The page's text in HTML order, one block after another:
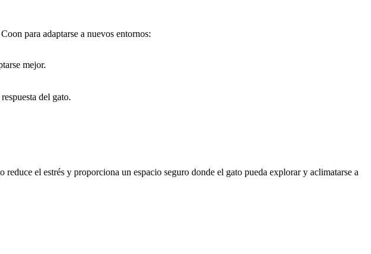
para adaptarse a nuevos entornos:
mejor.
del gato.
el estrés y proporciona un espacio seguro donde el gato pueda explorar y aclimatarse a